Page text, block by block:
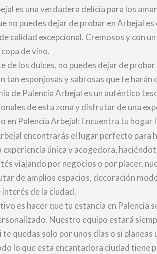
es una verdadera delicia para los
no puedes dejar de probar en Arbejal
calidad excepcional. Cremosos y con
de vino.
de los dulces, no puedes dejar de
tan esponjosas y sabrosas que te
de Palencia Arbejal es un auténtico
de esta zona y disfrutar de una
en Palencia Arbejal: Encuentra tu hogar
encontrarás el lugar perfecto
única y acogedora,
viajando por negocios o por placer,
de amplios espacios, decoración
de la ciudad.
es hacer que tu estancia en Palencia
Nuestro equipo estará
quedas solo por unos días o si
lo que esta encantadora ciudad